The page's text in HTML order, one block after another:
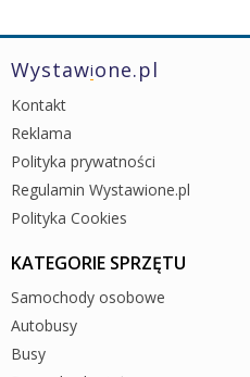
Wystawione.pl
Kontakt
Reklama
Polityka prywatności
Regulamin Wystawione.pl
Polityka Cookies
KATEGORIE SPRZĘTU
Samochody osobowe
Autobusy
Busy